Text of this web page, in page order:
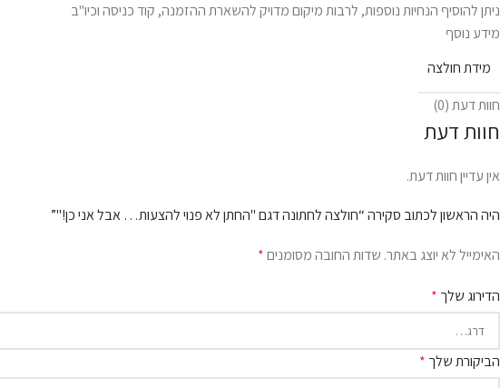
ניתן להוסיף הנחיות נוספות, לרבות מיקום מדויק להשארת ההזמנה, קוד כניסה וכיו"ב
מידע נוסף
מידת חולצה
חוות דעת (0)
חוות דעת
אין עדיין חוות דעת.
היה הראשון לכתוב סקירה “חולצה לחתונה דגם "החתן לא פנוי להצעות… אבל אני כן!"”
האימייל לא יוצג באתר. שדות החובה מסומנים*
הדירוג שלך *
הביקורת שלך *